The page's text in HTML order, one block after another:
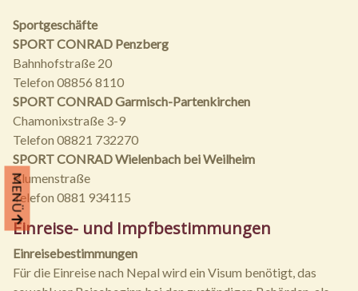
MENÜ
Sportgeschäfte
SPORT CONRAD Penzberg
Bahnhofstraße 20
Telefon 08856 8110
SPORT CONRAD Garmisch-Partenkirchen
Chamonixstraße 3-9
Telefon 08821 732270
SPORT CONRAD Wielenbach bei Weilheim
Blumenstraße
Telefon 0881 934115
Einreise- und Impfbestimmungen
Einreisebestimmungen
Für die Einreise nach Nepal wird ein Visum benötigt, das